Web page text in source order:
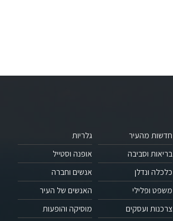
חדשות מהעיר
בריאות וסביבה
כלכלה ונדלן
משפט ופלילי
צרכנות ועסקים
גלריות
אופנה וסטייל
אנשים וחברה
האנשים של העיר
מוסיקה והופעות